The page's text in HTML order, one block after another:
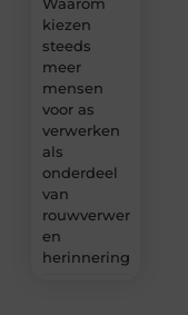
kiezen
steeds
meer
mensen
voor as
verwerken
als
onderdeel
van
rouwverwerking
en
herinnering?